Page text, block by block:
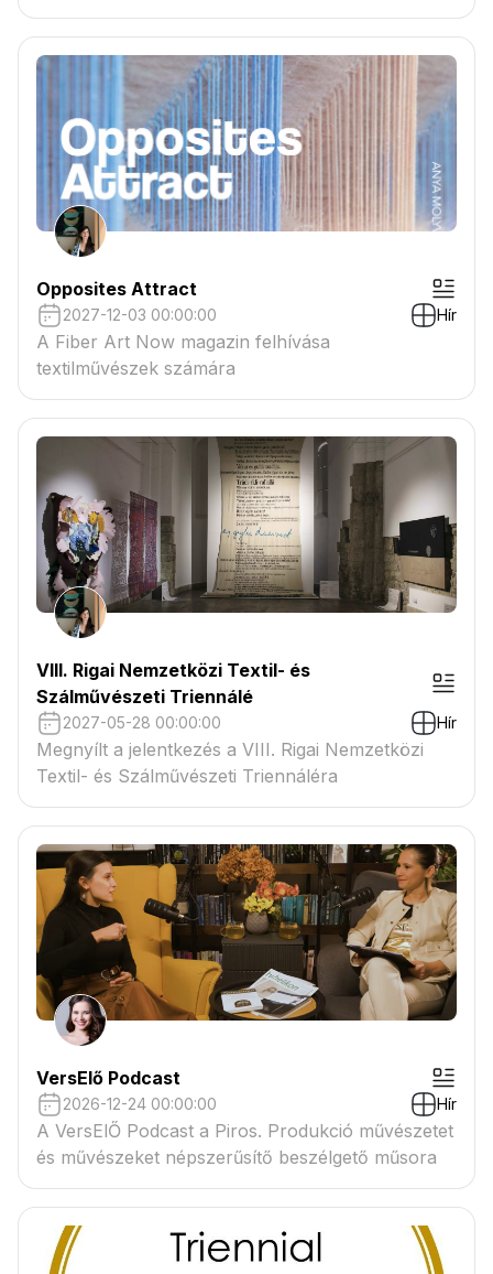
tartaléklistás pályázók névsora megtekinthető a
csatolmányban
Opposites Attract
2027-12-03 00:00:00 Hír
A Fiber Art Now magazin felhívása
textilművészek számára
VIII. Rigai Nemzetközi Textil- és
Szálművészeti Triennálé
2027-05-28 00:00:00 Hír
Megnyílt a jelentkezés a VIII. Rigai Nemzetközi
Textil- és Szálművészeti Triennáléra
VersElő Podcast
2026-12-24 00:00:00 Hír
A VersElŐ Podcast a Piros. Produkció művészetet
és művészeket népszerűsítő beszélgető műsora